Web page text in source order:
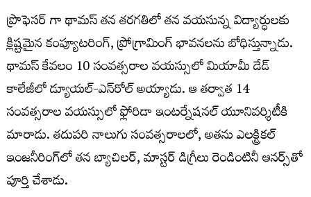
ప్రొఫెసర్ గా థామస్ తన తరగతిలో తన వయసున్న విద్యార్ధులకు
క్లిష్టమైన కంప్యూటరింగ్, ప్రోగ్రామింగ్ భావనలను బోధిస్తున్నాడు.
థామస్ కేవలం 10 సంవత్సరాల వయస్సులో మియామీ డేడ్
కాలేజీలో డ్యూయల్-ఎన్‌రోల్ అయ్యాడు. ఆ తర్వాత 14
సంవత్సరాల వయస్సులో ఫ్లోరిడా ఇంటర్నేషనల్ యూనివర్శిటీకి
మారాడు. తదుపరి నాలుగు సంవత్సరాలలో, అతను ఎలక్ట్రికల్
ఇంజనీరింగ్‌లో తన బ్యాచిలర్, మాస్టర్ డిగ్రీలు రెండింటినీ ఆనర్స్‌తో
పూర్తి చేశాడు.